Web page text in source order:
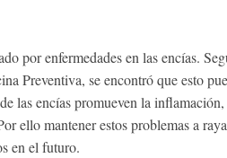
por enfermedades en las encías.
Preventiva, se encontró que esto
las encías promueven la
ello mantener estos problemas a
en el futuro.